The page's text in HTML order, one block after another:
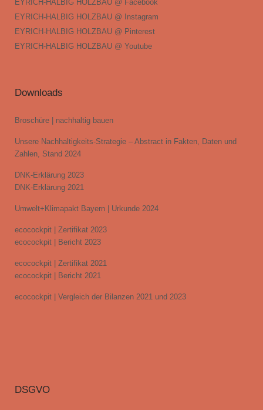
EYRICH-HALBIG HOLZBAU @ Facebook
EYRICH-HALBIG HOLZBAU @ Instagram
EYRICH-HALBIG HOLZBAU @ Pinterest
EYRICH-HALBIG HOLZBAU @ Youtube
Downloads
Broschüre | nachhaltig bauen
Unsere Nachhaltigkeits-Strategie – Abstract in Fakten, Daten und
Zahlen, Stand 2024
DNK-Erklärung 2023
DNK-Erklärung 2021
Umwelt+Klimapakt Bayern | Urkunde 2024
ecocockpit | Zertifikat 2023
ecocockpit | Bericht 2023
ecocockpit | Zertifikat 2021
ecocockpit | Bericht 2021
ecocockpit | Vergleich der Bilanzen 2021 und 2023
DSGVO